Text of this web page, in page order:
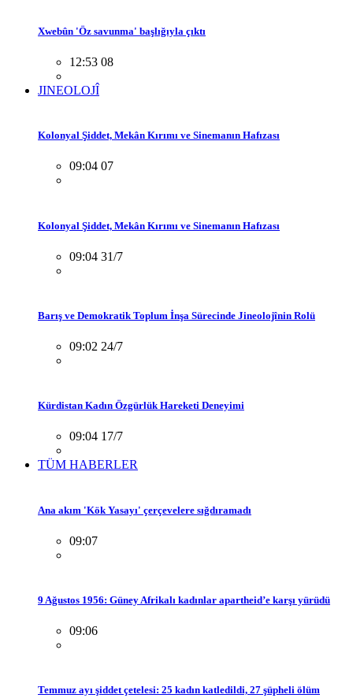
Xwebûn 'Öz savunma' başlığıyla çıktı
12:53 08
JINEOLOJÎ
Kolonyal Şiddet, Mekân Kırımı ve Sinemanın Hafızası
09:04 07
Kolonyal Şiddet, Mekân Kırımı ve Sinemanın Hafızası
09:04 31/7
Barış ve Demokratik Toplum İnşa Sürecinde Jineolojînin Rolü
09:02 24/7
Kürdistan Kadın Özgürlük Hareketi Deneyimi
09:04 17/7
TÜM HABERLER
Ana akım 'Kök Yasayı' çerçevelere sığdıramadı
09:07
9 Ağustos 1956: Güney Afrikalı kadınlar apartheid’e karşı yürüdü
09:06
Temmuz ayı şiddet çetelesi: 25 kadın katledildi, 27 şüpheli ölüm